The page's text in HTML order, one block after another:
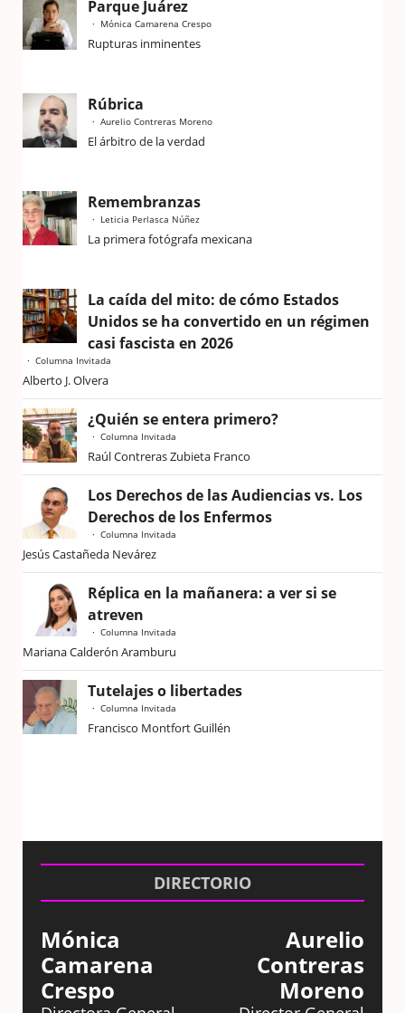
Parque Juárez
Mónica Camarena Crespo
Rupturas inminentes
Rúbrica
Aurelio Contreras Moreno
El árbitro de la verdad
Remembranzas
Leticia Perlasca Núñez
La primera fotógrafa mexicana
La caída del mito: de cómo Estados
Unidos se ha convertido en un régimen
casi fascista en 2026
Columna Invitada
Alberto J. Olvera
¿Quién se entera primero?
Columna Invitada
Raúl Contreras Zubieta Franco
Los Derechos de las Audiencias vs. Los
Derechos de los Enfermos
Columna Invitada
Jesús Castañeda Nevárez
Réplica en la mañanera: a ver si se
atreven
Columna Invitada
Mariana Calderón Aramburu
Tutelajes o libertades
Columna Invitada
Francisco Montfort Guillén
DIRECTORIO
Mónica
Camarena
Crespo
Aurelio
Contreras
Moreno